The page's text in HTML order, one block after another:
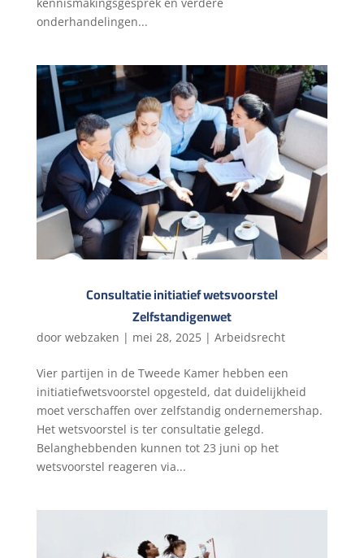
onderhandelingen...
Consultatie initiatief wetsvoorstel
Zelfstandigenwet
door webzaken | mei 28, 2025| Arbeidsrecht
Vier partijen in de Tweede Kamer hebben een
initiatiefwetsvoorstel opgesteld, dat duidelijkheid
moet verschaffen over zelfstandig ondernemershap.
Het wetsvoorstel is ter consultatie gelegd.
Belanghebbenden kunnen tot 23 juni op het
wetsvoorstel reageren via...